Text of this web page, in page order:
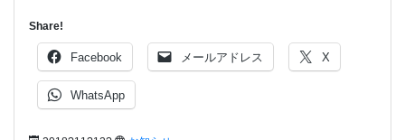
Share!
Facebook メールアドレス X
WhatsApp